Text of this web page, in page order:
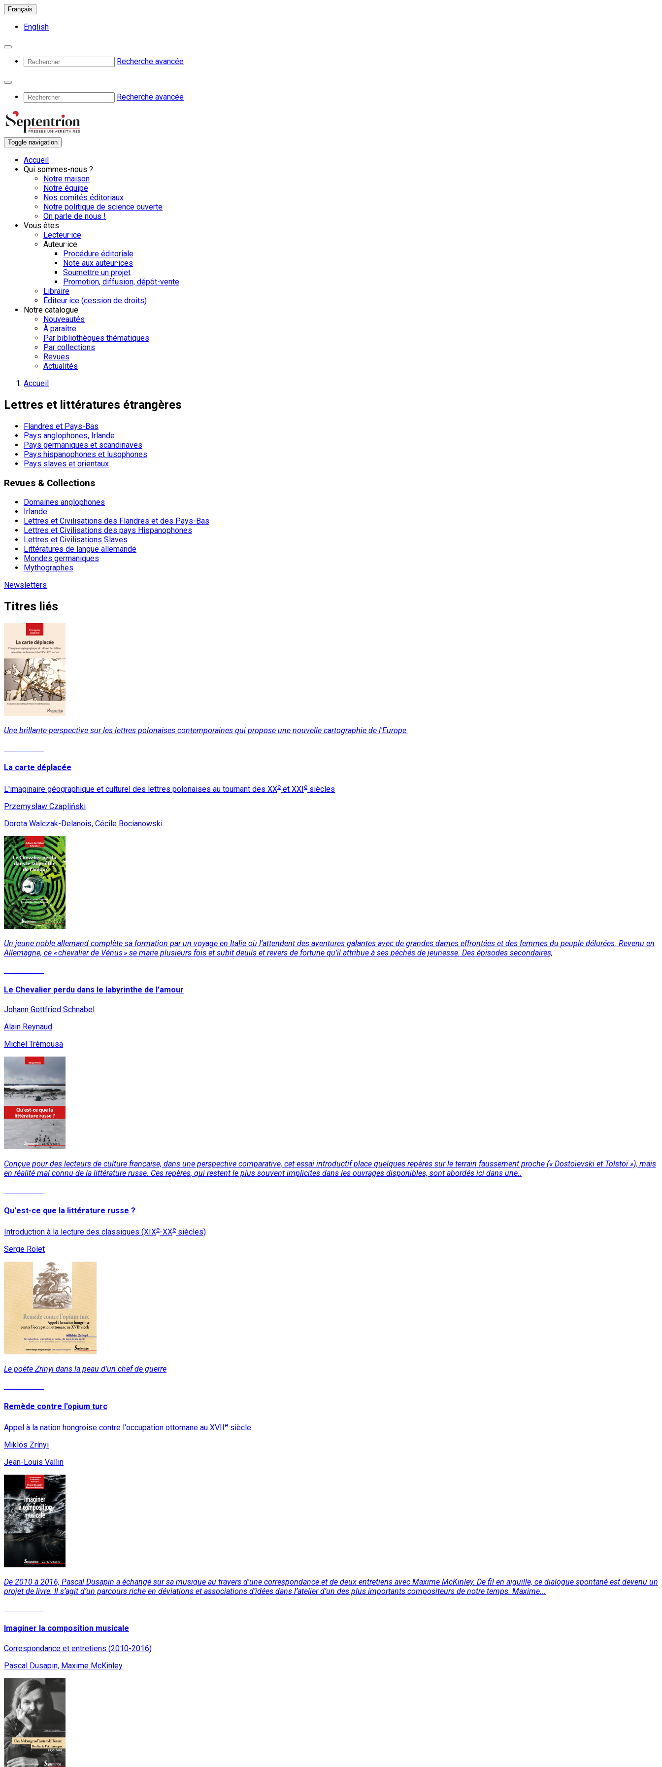
Français
English
Recherche avancée
Recherche avancée
Toggle navigation
Accueil
Qui sommes-nous ?
Notre maison
Notre équipe
Nos comités éditoriaux
Notre politique de science ouverte
On parle de nous !
Vous êtes
Lecteur·ice
Auteur·ice
Procédure éditoriale
Note aux auteur·ices
Soumettre un projet
Promotion, diffusion, dépôt-vente
Libraire
Éditeur·ice (cession de droits)
Notre catalogue
Nouveautés
À paraître
Par bibliothèques thématiques
Par collections
Revues
Actualités
Accueil
Lettres et littératures étrangères
Flandres et Pays-Bas
Pays anglophones, Irlande
Pays germaniques et scandinaves
Pays hispanophones et lusophones
Pays slaves et orientaux
Revues & Collections
Domaines anglophones
Irlande
Lettres et Civilisations des Flandres et des Pays-Bas
Lettres et Civilisations des pays Hispanophones
Lettres et Civilisations Slaves
Littératures de langue allemande
Mondes germaniques
Mythographes
Newsletters
Titres liés
Une brillante perspective sur les lettres polonaises contemporaines qui propose une nouvelle cartographie de l'Europe.
La carte déplacée
L'imaginaire géographique et culturel des lettres polonaises au tournant des XXe et XXIe siècles
Przemysław Czapliński
Dorota Walczak-Delanois, Cécile Bocianowski
Un jeune noble allemand complète sa formation par un voyage en Italie où l'attendent des aventures galantes avec de grandes dames effrontées et des femmes du peuple délurées. Revenu en
Allemagne, ce « chevalier de Vénus » se marie plusieurs fois et subit deuils et revers de fortune qu’il attribue à ses péchés de jeunesse. Des épisodes secondaires,
Le Chevalier perdu dans le labyrinthe de l'amour
Johann Gottfried Schnabel
Alain Reynaud
Michel Trémousa
Conçue pour des lecteurs de culture française, dans une perspective comparative, cet essai introductif place quelques repères sur le terrain faussement proche (« Dostoïevski et Tolstoï »), mais
en réalité mal connu de la littérature russe. Ces repères, qui restent le plus souvent implicites dans les ouvrages disponibles, sont abordés ici dans une..
Qu'est-ce que la littérature russe ?
Introduction à la lecture des classiques (XIXe-XXe siècles)
Serge Rolet
Le poète Zrinyi dans la peau d’un chef de guerre
Remède contre l'opium turc
Appel à la nation hongroise contre l'occupation ottomane au XVII e siècle
Miklós Zrínyi
Jean-Louis Vallin
De 2010 à 2016, Pascal Dusapin a échangé sur sa musique au travers d'une correspondance et de deux entretiens avec Maxime McKinley. De fil en aiguille, ce dialogue spontané est devenu un
projet de livre. Il s’agit d’un parcours riche en déviations et associations d’idées dans l’atelier d’un des plus importants compositeurs de notre temps. Maxime...
Imaginer la composition musicale
Correspondance et entretiens (2010-2016)
Pascal Dusapin, Maxime McKinley